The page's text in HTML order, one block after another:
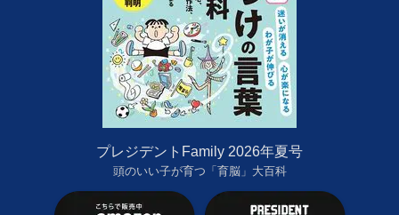
プレジデントFamily 2026年夏号
頭のいい子が育つ「育脳」大百科